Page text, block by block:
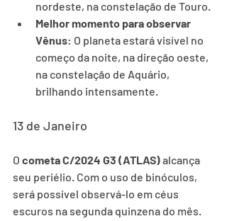
nordeste, na constelação de Touro.
Melhor momento para observar
Vênus: O planeta estará visível no
começo da noite, na direção oeste,
na constelação de Aquário,
brilhando intensamente.
13 de Janeiro
O cometa C/2024 G3 (ATLAS) alcança
seu periélio. Com o uso de binóculos,
será possível observá-lo em céus
escuros na segunda quinzena do mês.